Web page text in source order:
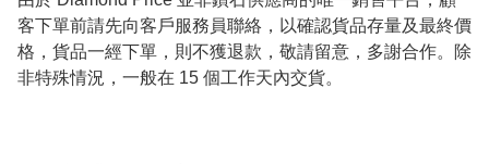
客下單前請先向客戶服務員聯絡，以確認貨品存量及最終價
格，貨品一經下單，則不獲退款，敬請留意，多謝合作。除
非特殊情況，一般在 15 個工作天內交貨。